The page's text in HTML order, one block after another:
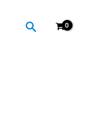
Пошук